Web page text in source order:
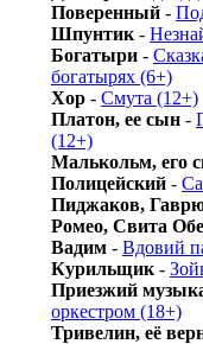
Поверенный -
Шпунтик -
Богатыри -
богатырях (6+)
Хор - Смута (12+)
Платон, ее сын -
(12+)
Малькольм, его
Полицейский -
Пиджаков,
Ромео, Свита
Вадим - Вдовий
Курильщик -
Приезжий
оркестром (18+)
Тривелин, её